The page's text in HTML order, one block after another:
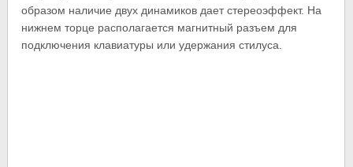
образом наличие двух динамиков дает стереоэффект. На
нижнем торце располагается магнитный разъем для
подключения клавиатуры или удержания стилуса.